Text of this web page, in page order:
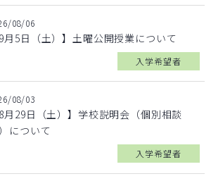
08/06
9月5日（土）】土曜公開授業について
入学希望者
08/03
8月29日（土）】学校説明会（個別相談
について
入学希望者